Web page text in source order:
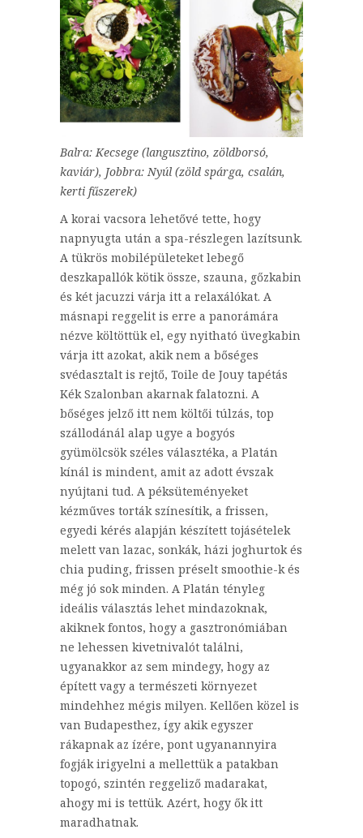
Balra: Kecsege (langusztino, zöldborsó,
kaviár), Jobbra: Nyúl (zöld spárga, csalán,
kerti fűszerek)
A korai vacsora lehetővé tette, hogy
napnyugta után a spa-részlegen lazítsunk.
A tükrös mobilépületeket lebegő
deszkapallók kötik össze, szauna, gőzkabin
és két jacuzzi várja itt a relaxálókat. A
másnapi reggelit is erre a panorámára
nézve költöttük el, egy nyitható üvegkabin
várja itt azokat, akik nem a bőséges
svédasztalt is rejtő, Toile de Jouy tapétás
Kék Szalonban akarnak falatozni. A
bőséges jelző itt nem költői túlzás, top
szállodánál alap ugye a bogyós
gyümölcsök széles választéka, a Platán
kínál is mindent, amit az adott évszak
nyújtani tud. A péksüteményeket
kézműves torták színesítik, a frissen,
egyedi kérés alapján készített tojásételek
melett van lazac, sonkák, házi joghurtok és
chia puding, frissen préselt smoothie-k és
még jó sok minden. A Platán tényleg
ideális választás lehet mindazoknak,
akiknek fontos, hogy a gasztronómiában
ne lehessen kivetnivalót találni,
ugyanakkor az sem mindegy, hogy az
épített vagy a természeti környezet
mindehhez mégis milyen. Kellően közel is
van Budapesthez, így akik egyszer
rákapnak az ízére, pont ugyanannyira
fogják irigyelni a mellettük a patakban
topogó, szintén reggeliző madarakat,
ahogy mi is tettük. Azért, hogy ők itt
maradhatnak.